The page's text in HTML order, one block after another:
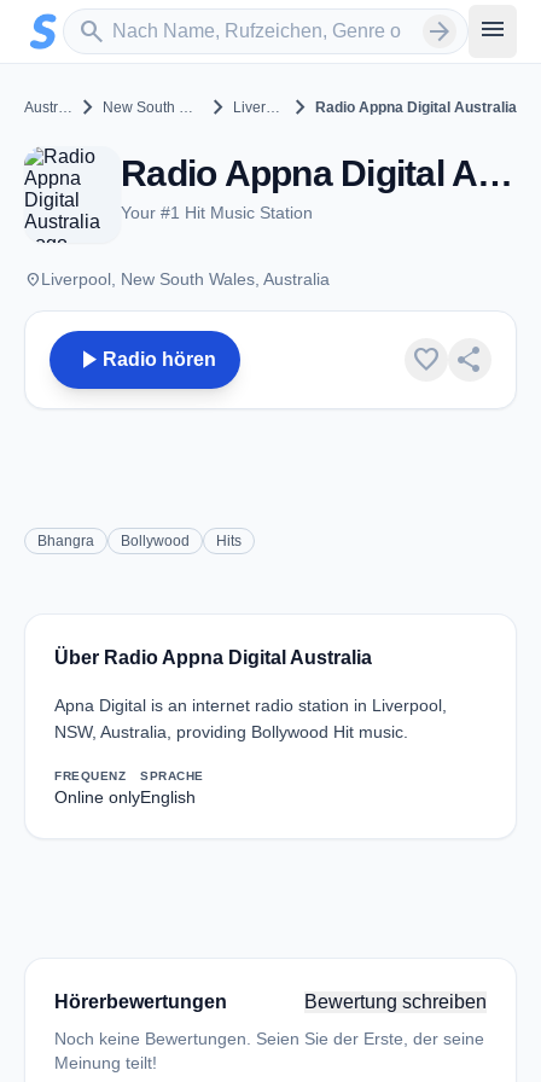
Zum Hauptinhalt springen
search
Sender suchen arrow_forward menu
Australia chevron_right New South Wales chevron_right Liverpool chevron_right Radio Appna Digital Australia
Radio Appna Digital Australia - Liverpool, NSW
Your #1 Hit Music Station
placeLiverpool, New South Wales, Australia
play_arrow Radio hören favorite share
Bhangra Bollywood Hits
Über Radio Appna Digital Australia
Apna Digital is an internet radio station in Liverpool,
NSW, Australia, providing Bollywood Hit music.
FREQUENZ
Online only
SPRACHE
English
Hörerbewertungen Bewertung schreiben
Noch keine Bewertungen. Seien Sie der Erste, der seine
Meinung teilt!